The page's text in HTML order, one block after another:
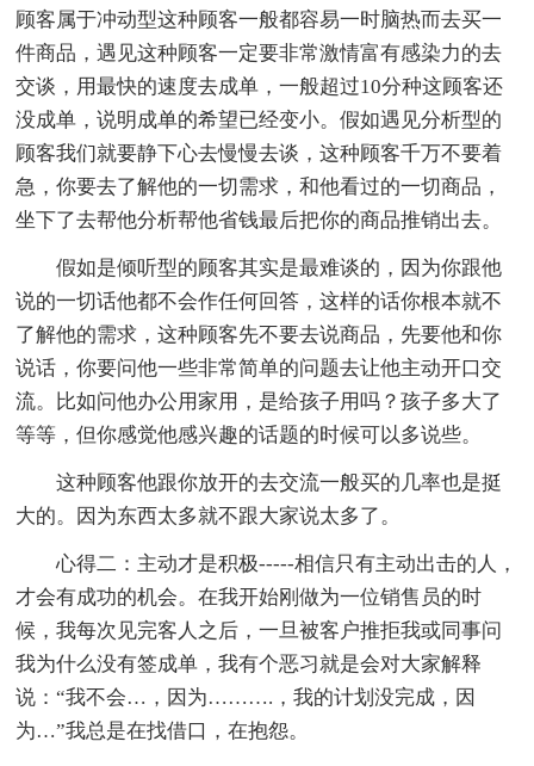
顾客属于冲动型这种顾客一般都容易一时脑热而去买一
件商品，遇见这种顾客一定要非常激情富有感染力的去
交谈，用最快的速度去成单，一般超过10分种这顾客还
没成单，说明成单的希望已经变小。假如遇见分析型的
顾客我们就要静下心去慢慢去谈，这种顾客千万不要着
急，你要去了解他的一切需求，和他看过的一切商品，
坐下了去帮他分析帮他省钱最后把你的商品推销出去。
假如是倾听型的顾客其实是最难谈的，因为你跟他
说的一切话他都不会作任何回答，这样的话你根本就不
了解他的需求，这种顾客先不要去说商品，先要他和你
说话，你要问他一些非常简单的问题去让他主动开口交
流。比如问他办公用家用，是给孩子用吗？孩子多大了
等等，但你感觉他感兴趣的话题的时候可以多说些。
这种顾客他跟你放开的去交流一般买的几率也是挺
大的。因为东西太多就不跟大家说太多了。
心得二：主动才是积极-----相信只有主动出击的人，
才会有成功的机会。在我开始刚做为一位销售员的时
候，我每次见完客人之后，一旦被客户推拒我或同事问
我为什么没有签成单，我有个恶习就是会对大家解释
说：“我不会…，因为……….，我的计划没完成，因
为…”我总是在找借口，在抱怨。